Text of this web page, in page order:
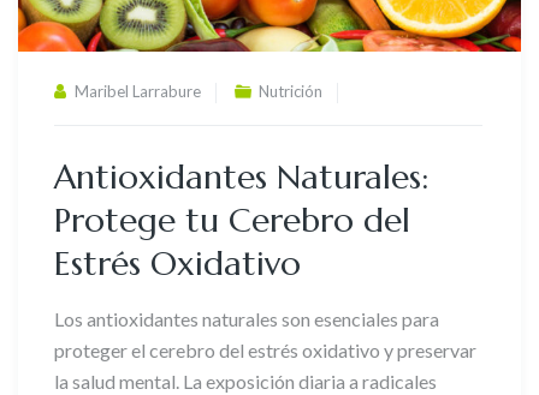
Maribel Larrabure Nutrición
Antioxidantes Naturales:
Protege tu Cerebro del
Estrés Oxidativo
Los antioxidantes naturales son esenciales para
proteger el cerebro del estrés oxidativo y preservar
la salud mental. La exposición diaria a radicales